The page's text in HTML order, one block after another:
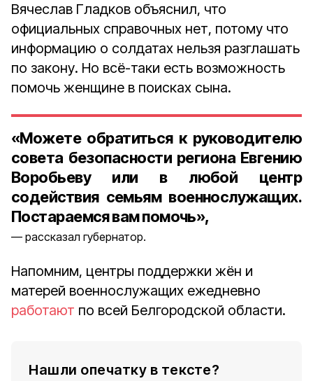
Вячеслав Гладков объяснил, что
официальных справочных нет, потому что
информацию о солдатах нельзя разглашать
по закону. Но всё-таки есть возможность
помочь женщине в поисках сына.
«Можете обратиться к руководителю
совета безопасности региона Евгению
Воробьеву или в любой центр
содействия семьям военнослужащих.
Постараемся вам помочь»,
рассказал губернатор.
Напомним, центры поддержки жён и
матерей военнослужащих ежедневно
работают по всей Белгородской области.
Нашли опечатку в тексте?